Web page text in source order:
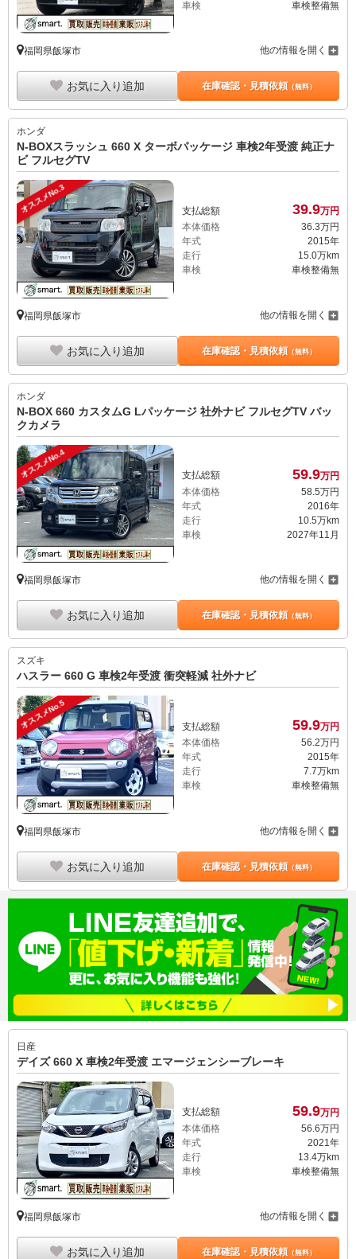
車検
車検整備無
福岡県飯塚市 他の情報を開く
お気に入り追加 在庫確認・見積依頼（無料）
ホンダ
N-BOXスラッシュ 660 X ターボパッケージ 車検2年受渡 純正ナ
ビ フルセグTV
オススメNo.3 支払総額 39.9万円
本体価格
36.3万円
年式
2015年
走行
15.0万km
車検
車検整備無
福岡県飯塚市 他の情報を開く
お気に入り追加 在庫確認・見積依頼（無料）
ホンダ
N-BOX 660 カスタムG Lパッケージ 社外ナビ フルセグTV バッ
クカメラ
オススメNo.4 支払総額 59.9万円
本体価格
58. 5万円
年式
2016年
走行
10.5万km
車検
2027年11月
福岡県飯塚市 他の情報を開く
お気に入り追加 在庫確認・見積依頼（無料）
スズキ
ハスラー 660 G 車検2年受渡 衝突軽減 社外ナビ
オススメNo.5 支払総額 59.9万円
本体価格
56.2万円
年式
2015年
走行
7.7万km
車検
車検整備無
福岡県飯塚市 他の情報を開く
お気に入り追加 在庫確認・見積依頼（無料）
日産
デイズ 660 X 車検2年受渡 エマージェンシーブレーキ
支払総額 59.9万円
本体価格
56. 6万円
年式
2021年
走行
13.4万km
車検
車検整備無
福岡県飯塚市 他の情報を開く
お気に入り追加 在庫確認・見積依頼（無料）